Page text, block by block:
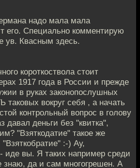
надо мала мала
его. Специально комментирую
ув. Квасным здесь.
короткоствола стоит
1917 года в России и прежде
в руках законопослушных
вокруг себя , а начать
контрольный вопрос в голову
давал деньги без "квитка",
"Взяткодатие" такое же
"Взяткобратие" :-) Ау,
иде вы. Я таких например среди
знаю, да и сам многогрешен. А